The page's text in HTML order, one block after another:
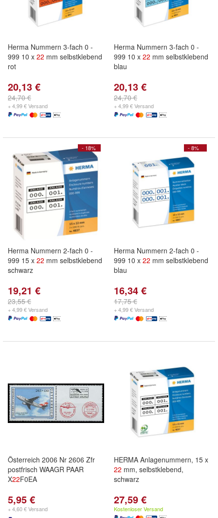
Herma Nummern 3-fach 0 -
999 10 x 22 mm selbstklebend
rot
20,13 €
24,70 €
+ 4,99 € Versand
Herma Nummern 3-fach 0 -
999 10 x 22 mm selbstklebend
blau
20,13 €
24,70 €
+ 4,99 € Versand
- 18%
Herma Nummern 2-fach 0 -
999 15 x 22 mm selbstklebend
schwarz
19,21 €
23,55 €
+ 4,99 € Versand
- 8%
Herma Nummern 2-fach 0 -
999 10 x 22 mm selbstklebend
blau
16,34 €
17,75 €
+ 4,99 € Versand
Österreich 2006 Nr 2606 Zfr
postfrisch WAAGR PAAR
X22F0EA
5,95 €
+ 4,60 € Versand
HERMA Anlagenummern, 15 x
22 mm, selbstklebend,
schwarz
27,59 €
Kostenloser Versand